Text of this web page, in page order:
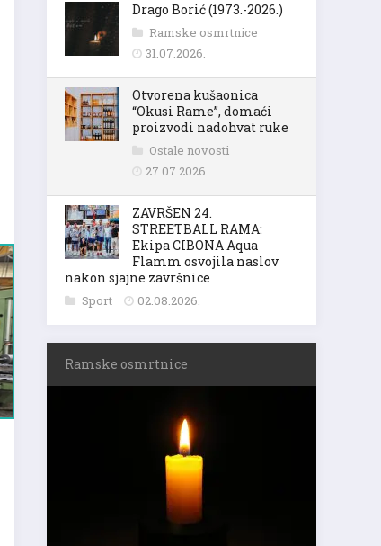
Drago Borić (1973.-2026.)
Ramske osmrtnice
31.07.2026.
Otvorena kušaonica
“Okusi Rame”, domaći
proizvodi nadohvat ruke
Ostale novosti
27.07.2026.
ZAVRŠEN 24.
STREETBALL RAMA:
Ekipa CIBONA Aqua
Flamm osvojila naslov
nakon sjajne završnice
Sport 02.08.2026.
Ramske osmrtnice